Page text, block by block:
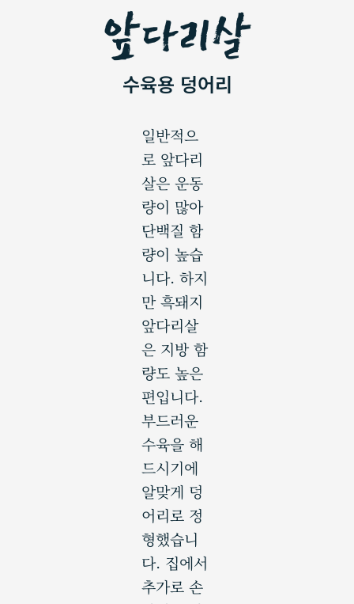
앞다리살
수육용 덩어리
일반적으
로 앞다리
살은 운동
량이 많아
단백질 함
량이 높습
니다. 하지
만 흑돼지
앞다리살
은 지방 함
량도 높은
편입니다.
부드러운
수육을 해
드시기에
알맞게 덩
어리로 정
형했습니
다. 집에서
추가로 손